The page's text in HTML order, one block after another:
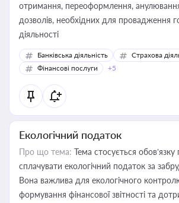
отримання, переоформлення, анулювання
дозволів, необхідних для провадження
діяльності
Банківська діяльність
Страхова
Фінансові послуги
+5
Екологічний податок
Про що тема: Тема стосується
сплачувати екологічний податок за
Вона важлива для екологічного
формування фінансової звітності та